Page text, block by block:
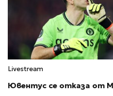
Livestream
Ювентус се отказа от